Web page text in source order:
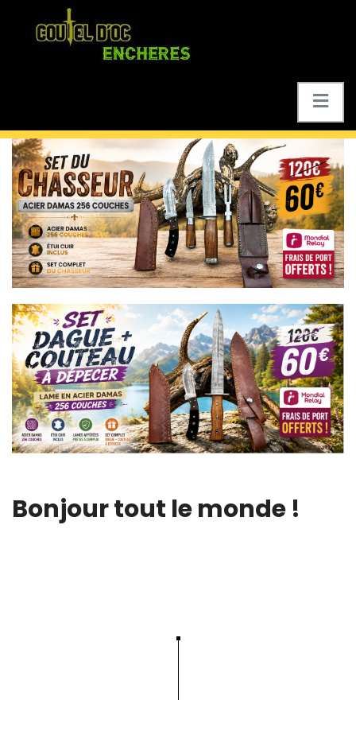
Bonjour tout le monde !